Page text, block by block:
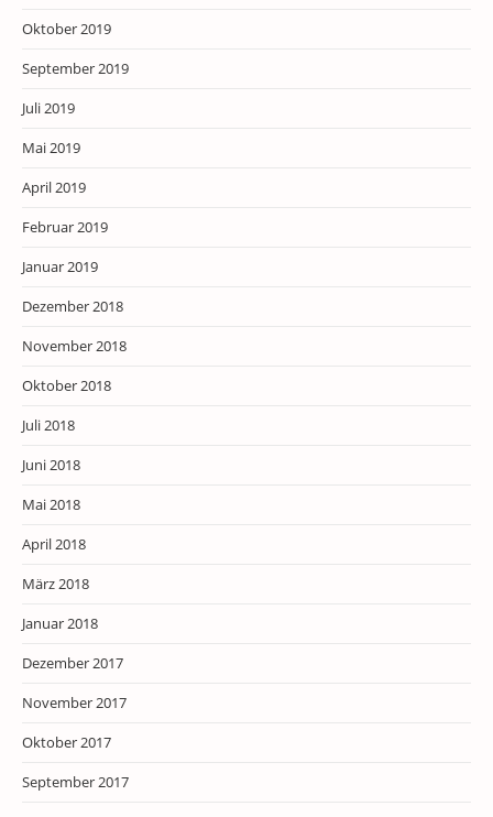
Oktober 2019
September 2019
Juli 2019
Mai 2019
April 2019
Februar 2019
Januar 2019
Dezember 2018
November 2018
Oktober 2018
Juli 2018
Juni 2018
Mai 2018
April 2018
März 2018
Januar 2018
Dezember 2017
November 2017
Oktober 2017
September 2017